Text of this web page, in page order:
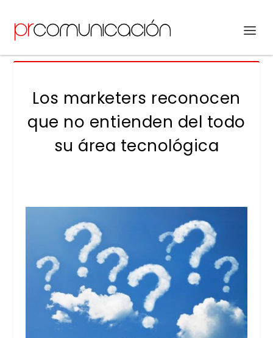
Los marketers reconocen
que no entienden del todo
su área tecnológica